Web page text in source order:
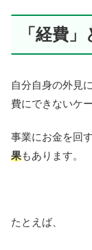
「経費
自分自身の外見
費にできないケ
事業にお金を回
果もあります。
たとえば、